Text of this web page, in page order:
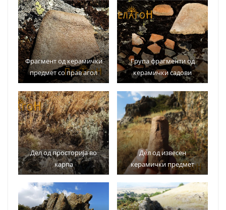
Фрагмент од керамички
предмет со прав агол
Група фрагменти од
керамички садови
Дел од просторија во
карпа
Дел од извесен
керамички предмет